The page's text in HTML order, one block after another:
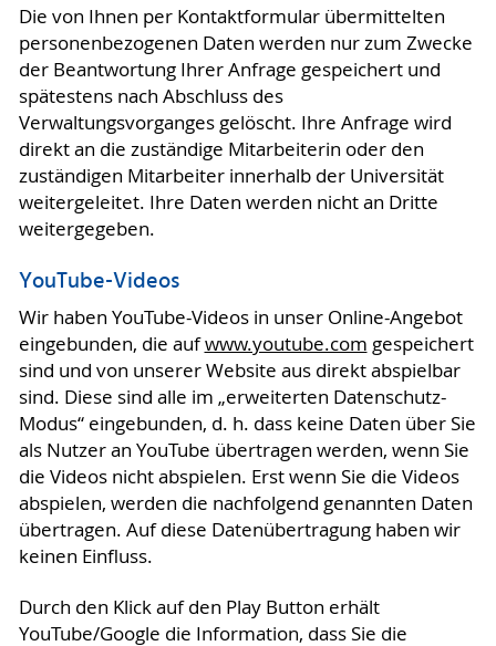
Die von Ihnen per Kontaktformular übermittelten
personenbezogenen Daten werden nur zum Zwecke
der Beantwortung Ihrer Anfrage gespeichert und
spätestens nach Abschluss des
Verwaltungsvorganges gelöscht. Ihre Anfrage wird
direkt an die zuständige Mitarbeiterin oder den
zuständigen Mitarbeiter innerhalb der Universität
weitergeleitet. Ihre Daten werden nicht an Dritte
weitergegeben.
YouTube-Videos
Wir haben YouTube-Videos in unser Online-Angebot
eingebunden, die aufwww.youtube.com gespeichert
sind und von unserer Website aus direkt abspielbar
sind. Diese sind alle im „erweiterten Datenschutz-
Modus“ eingebunden, d. h. dass keine Daten über Sie
als Nutzer an YouTube übertragen werden, wenn Sie
die Videos nicht abspielen. Erst wenn Sie die Videos
abspielen, werden die nachfolgend genannten Daten
übertragen. Auf diese Datenübertragung haben wir
keinen Einfluss.
Durch den Klick auf den Play Button erhält
YouTube/Google die Information, dass Sie die